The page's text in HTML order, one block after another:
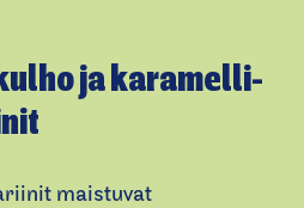
ja karamelli­
maistuvat